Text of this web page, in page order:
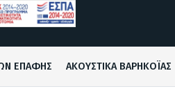
ΕΠΑΦΗΣ ΑΚΟΥΣΤΙΚΑ ΒΑΡΗΚΟΪΑΣ